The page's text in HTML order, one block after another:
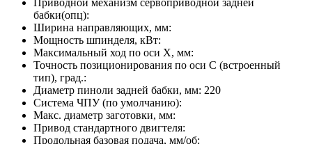
Приводной механизм сервоприводной задней
бабки(опц):
Ширина направляющих, мм:
Мощность шпинделя, кВт:
Максимальный ход по оси X, мм:
Точность позиционирования по оси C (встроенный
тип), град.:
Диаметр пиноли задней бабки, мм: 220
Система ЧПУ (по умолчанию):
Макс. диаметр заготовки, мм:
Привод стандартного двигтеля:
Продольная базовая подача, мм/об: